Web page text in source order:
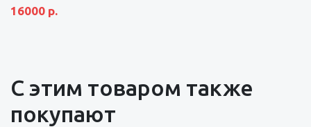
16000 р.
С этим товаром также
покупают